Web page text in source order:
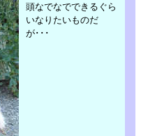
頭なでなでできるぐら
いなりたいものだ
が･･･